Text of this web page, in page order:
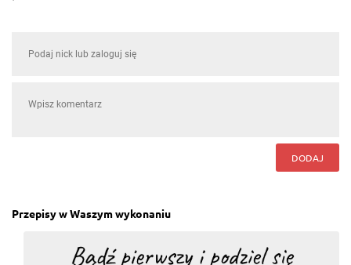
DODAJ
Przepisy w Waszym wykonaniu